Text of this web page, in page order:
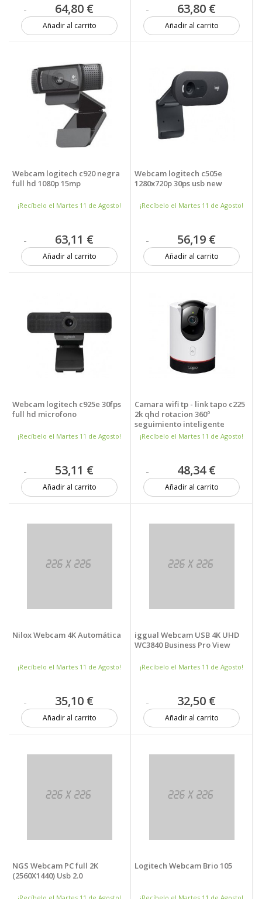
64,80 €
Añadir al carrito
63,80 €
Añadir al carrito
Webcam logitech c920 negra
full hd 1080p 15mp
¡Recíbelo el Martes 11 de Agosto!
63,11 €
Añadir al carrito
Webcam logitech c505e
1280x720p 30ps usb new
¡Recíbelo el Martes 11 de Agosto!
56,19 €
Añadir al carrito
Webcam logitech c925e 30fps
full hd microfono
¡Recíbelo el Martes 11 de Agosto!
53,11 €
Añadir al carrito
Camara wifi tp - link tapo c225
2k qhd rotacion 360º
seguimiento inteligente
alarma sonido bidireccional
¡Recíbelo el Martes 11 de Agosto!
48,34 €
Añadir al carrito
Nilox Webcam 4K Automática
¡Recíbelo el Martes 11 de Agosto!
35,10 €
Añadir al carrito
iggual Webcam USB 4K UHD
WC3840 Business Pro View
¡Recíbelo el Martes 11 de Agosto!
32,50 €
Añadir al carrito
NGS Webcam PC full 2K
(2560X1440) Usb 2.0
Logitech Webcam Brio 105